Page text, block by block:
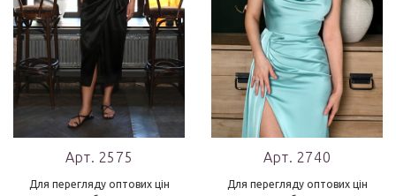
Арт. 2575
Для перегляду оптових цін
Арт. 2740
Для перегляду оптових цін